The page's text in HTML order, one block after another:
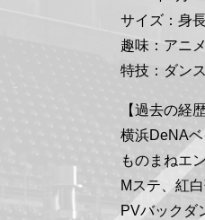
サイズ：身
趣味：アニ
特技：ダンス
【過去の経
横浜DeNA
ものまねエ
Mステ、紅
PVバックダ